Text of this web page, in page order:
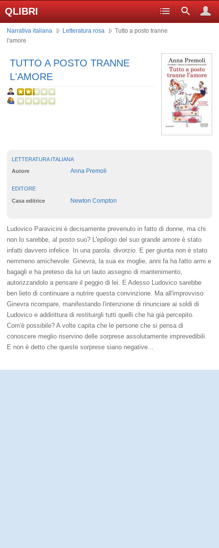
QLIBRI
Narrativa italiana Letteratura rosa
Tutto a posto tranne
l'amore
TUTTO A POSTO TRANNE
L'AMORE
LETTERATURA ITALIANA
Autore Anna Premoli
EDITORE
Casa editrice Newton Compton
Ludovico Paravicini è decisamente prevenuto in fatto di donne, ma chi
non lo sarebbe, al posto suo? L'epilogo del suo grande amore è stato
infatti davvero infelice. In una parola: divorzio. E per giunta non è stato
nemmeno amichevole: Ginevra, la sua ex moglie, anni fa ha fatto armi e
bagagli e ha preteso da lui un lauto assegno di mantenimento,
autorizzandolo a pensare il peggio di lei. E Adesso Ludovico sarebbe
ben lieto di continuare a nutrire questa convinzione. Ma all'improvviso
Ginevra ricompare, manifestando l'intenzione di rinunciare ai soldi di
Ludovico e addirittura di restituirgli tutti quelli che ha già percepito.
Com'è possibile? A volte capita che le persone che si pensa di
conoscere meglio riservino delle sorprese assolutamente imprevedibili.
E non è detto che queste sorprese siano negative...